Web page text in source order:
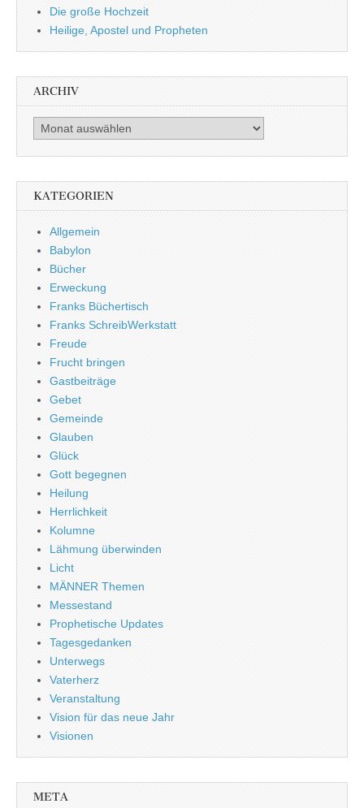
Die große Hochzeit
Heilige, Apostel und Propheten
ARCHIV
Archiv
KATEGORIEN
Allgemein
Babylon
Bücher
Erweckung
Franks Büchertisch
Franks SchreibWerkstatt
Freude
Frucht bringen
Gastbeiträge
Gebet
Gemeinde
Glauben
Glück
Gott begegnen
Heilung
Herrlichkeit
Kolumne
Lähmung überwinden
Licht
MÄNNER Themen
Messestand
Prophetische Updates
Tagesgedanken
Unterwegs
Vaterherz
Veranstaltung
Vision für das neue Jahr
Visionen
META